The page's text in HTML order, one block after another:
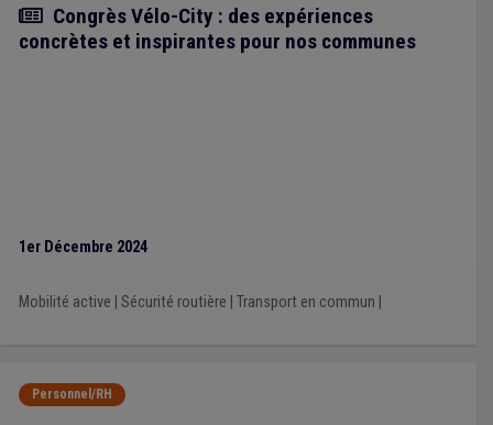
Article
Congrès Vélo-City : des expériences
concrètes et inspirantes pour nos communes
1er Décembre 2024
Mobilité active Sécurité routière Transport en commun
Personnel/RH